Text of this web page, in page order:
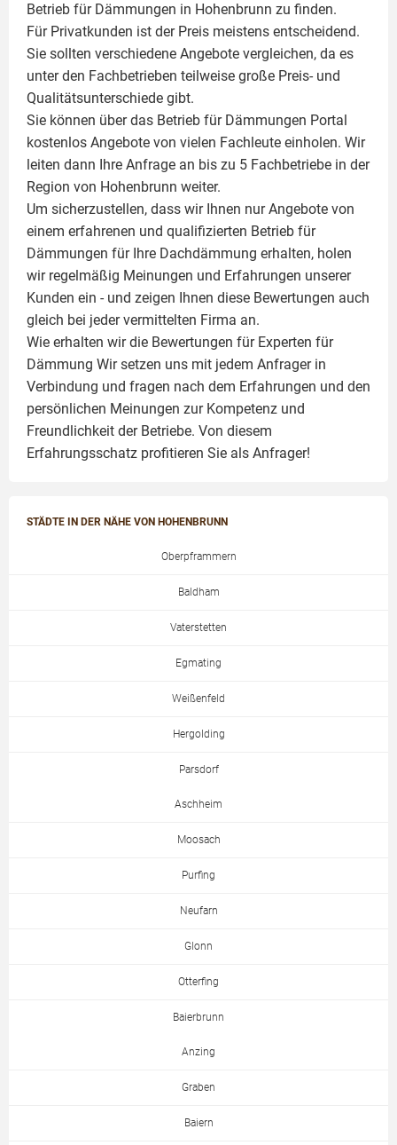
Betrieb für Dämmungen in Hohenbrunn zu finden.
Für Privatkunden ist der Preis meistens entscheidend.
Sie sollten verschiedene Angebote vergleichen, da es
unter den Fachbetrieben teilweise große Preis- und
Qualitätsunterschiede gibt.
Sie können über das Betrieb für Dämmungen Portal
kostenlos Angebote von vielen Fachleute einholen. Wir
leiten dann Ihre Anfrage an bis zu 5 Fachbetriebe in der
Region von Hohenbrunn weiter.
Um sicherzustellen, dass wir Ihnen nur Angebote von
einem erfahrenen und qualifizierten Betrieb für
Dämmungen für Ihre Dachdämmung erhalten, holen
wir regelmäßig Meinungen und Erfahrungen unserer
Kunden ein - und zeigen Ihnen diese Bewertungen auch
gleich bei jeder vermittelten Firma an.
Wie erhalten wir die Bewertungen für Experten für
Dämmung Wir setzen uns mit jedem Anfrager in
Verbindung und fragen nach dem Erfahrungen und den
persönlichen Meinungen zur Kompetenz und
Freundlichkeit der Betriebe. Von diesem
Erfahrungsschatz profitieren Sie als Anfrager!
STÄDTE IN DER NÄHE VON HOHENBRUNN
Oberpframmern
Baldham
Vaterstetten
Egmating
Weißenfeld
Hergolding
Parsdorf
Aschheim
Moosach
Purfing
Neufarn
Glonn
Otterfing
Baierbrunn
Anzing
Graben
Baiern